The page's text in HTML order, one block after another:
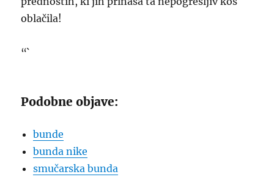
oblačila!
“`
Podobne objave:
bunde
bunda nike
smučarska bunda